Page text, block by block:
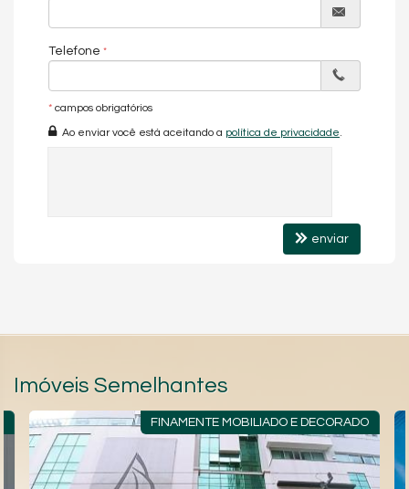
Telefone
* campos obrigatórios
Ao enviar você está aceitando a política de privacidade
enviar
Imóveis Semelhantes
FINAMENTE MOBILIADO E DECORADO